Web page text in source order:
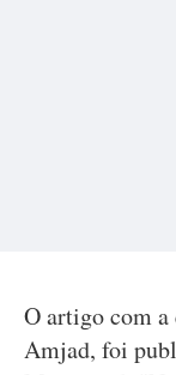
O artigo com
Amjad, foi